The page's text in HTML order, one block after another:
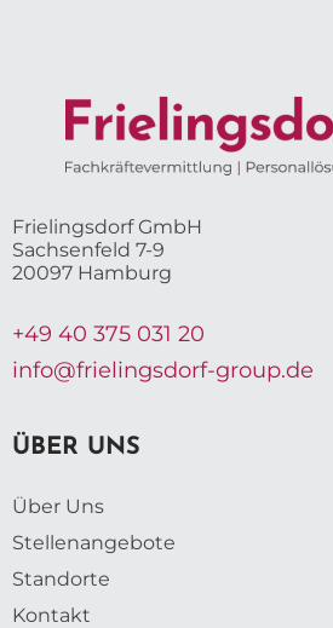
Frielingsdorf GmbH
Sachsenfeld 7-9
20097 Hamburg
+49 40 375 031 20
info@frielingsdorf-group.de
ÜBER UNS
Über Uns
Stellenangebote
Standorte
Kontakt